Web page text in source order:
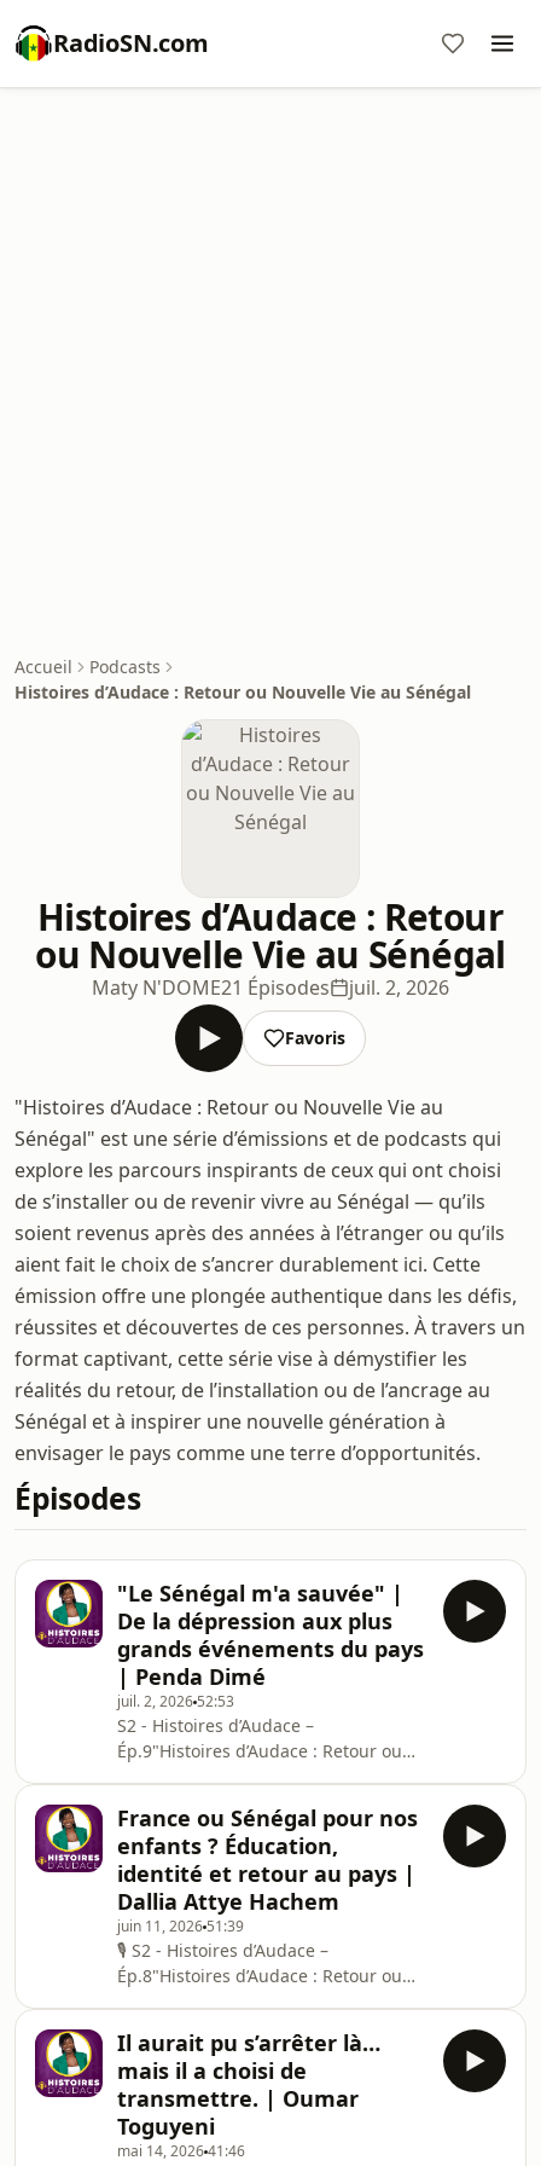
RadioSN.com
Accueil
Podcasts
Histoires d’Audace : Retour ou Nouvelle Vie au Sénégal
Histoires d’Audace : Retour
ou Nouvelle Vie au Sénégal
Maty N'DOME21 Épisodes juil. 2, 2026
Favoris
"Histoires d’Audace : Retour ou Nouvelle Vie au
Sénégal" est une série d’émissions et de podcasts qui
explore les parcours inspirants de ceux qui ont choisi
de s’installer ou de revenir vivre au Sénégal — qu’ils
soient revenus après des années à l’étranger ou qu’ils
aient fait le choix de s’ancrer durablement ici. Cette
émission offre une plongée authentique dans les défis,
réussites et découvertes de ces personnes. À travers un
format captivant, cette série vise à démystifier les
réalités du retour, de l’installation ou de l’ancrage au
Sénégal et à inspirer une nouvelle génération à
envisager le pays comme une terre d’opportunités.
Épisodes
"Le Sénégal m'a sauvée" |
De la dépression aux plus
grands événements du pays
| Penda Dimé
juil. 2, 2026 52:53
S2 - Histoires d’Audace –
Ép.9"Histoires d’Audace : Retour ou
d’émissions et de podcasts qui
explore les parcours inspirants de
ceux qui ont choisi de s’installer,
revenir ou vivre au Sénégal — qu’ils
soient revenus après des années à
l’étranger ou qu’ils aient fait le choix
de s’ancrer durablement ici. Cette
émission offre une
France ou Sénégal pour nos
enfants ? Éducation,
identité et retour au pays |
Dallia Attye Hachem
juin 11, 2026 51:39
🎙 S2 - Histoires d’Audace –
Ép.8"Histoires d’Audace : Retour ou
d’émissions et de podcasts qui
explore les parcours inspirants de
ceux qui ont choisi de s’installer,
revenir ou vivre au Sénégal — qu’ils
soient revenus après des années à
Il aurait pu s’arrêter là…
mais il a choisi de
transmettre. | Oumar
Toguyeni
mai 14, 202641:46